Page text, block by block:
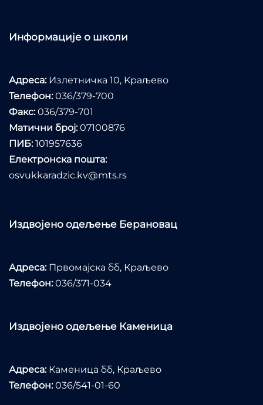
Информације о школи
Адреса:Излетничка 10, Kраљево
Телефон:036/379-700
Факс:036/379-701
Матични број:07100876
ПИБ:101957636
Електронска пошта:
osvukkaradzic.kv@mts.rs
Издвојено одељење Берановац
Адреса:Првомајска бб, Краљево
Телефон:036/371-034
Издвојено одељење Каменица
Адреса:Каменица бб, Краљево
Телефон:036/541-01-60